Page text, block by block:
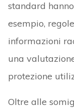
standard
esempio,
informazioni
una
protezione
Oltre alle